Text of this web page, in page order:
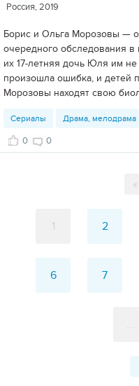
Россия, 2019
Борис и Ольга Морозовы —
очередного обследования в
их 17-летняя дочь Юля им
произошла ошибка, и детей
Морозовы находят свою
Сериалы Драма, мелодрама
0 0
1 2
6 7